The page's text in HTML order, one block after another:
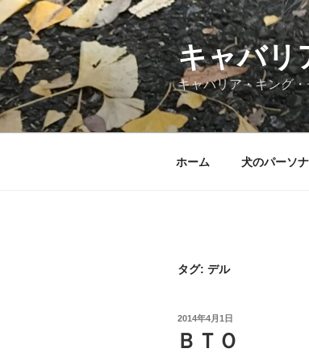
ン
テ
ン
ツ
へ
ス
キャバリ
キャバリア・キング
ホーム 犬のパーソ
タグ: デル
投
日:
2014年4月1日
ＢＴＯ